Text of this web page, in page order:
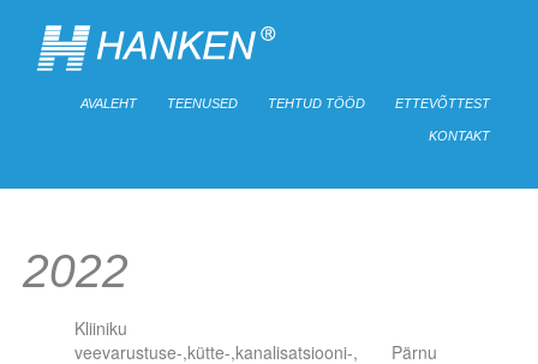
AVALEHT TEENUSED TEHTUD TÖÖD ETTEVÕTTEST
KONTAKT
2022
Kliiniku
veevarustuse-,kütte-,kanalisatsiooni-,
Pärnu